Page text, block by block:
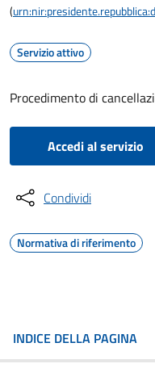
(
Servizio attivo
Procedimento di
Accedi al servizio
Condividi
Normativa di riferimento
INDICE DELLA PAGINA